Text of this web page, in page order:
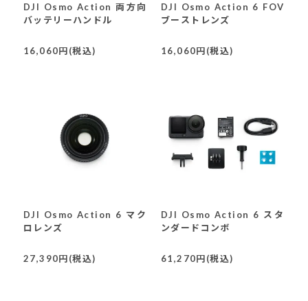
DJI Osmo Action 両方向
バッテリーハンドル
16,060円(税込)
DJI Osmo Action 6 FOV
ブーストレンズ
16,060円(税込)
DJI Osmo Action 6 マク
ロレンズ
27,390円(税込)
DJI Osmo Action 6 スタ
ンダードコンボ
61,270円(税込)